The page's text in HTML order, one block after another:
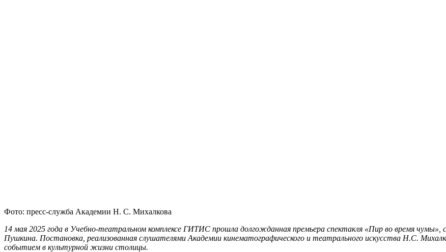
Фото: пресс-служба Академии Н. С. Михалкова
14 мая 2025 года в Учебно-театральном комплексе ГИТИС прошла долгожданная премьера спектакля «Пир во время чумы»,
Пушкина. Постановка, реализованная слушателями Академии кинематографического и театрального искусства Н.С.
событием в культурной жизни столицы.